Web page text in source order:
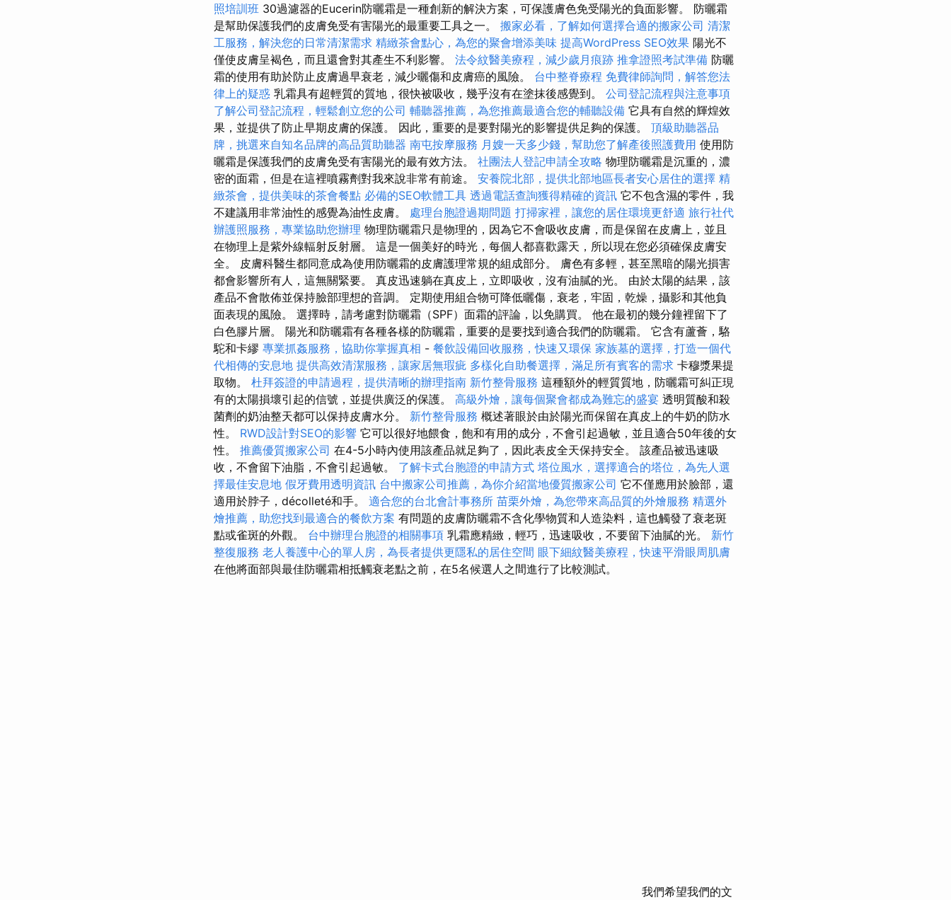
照培訓班 30過濾器的Eucerin防曬霜是一種創新的解決方案，可保護膚色免受陽光的負面影響。 防曬霜
是幫助保護我們的皮膚免受有害陽光的最重要工具之一。 搬家必看，了解如何選擇合適的搬家公司 清潔
工服務，解決您的日常清潔需求 精緻茶會點心，為您的聚會增添美味 提高WordPress SEO效果 陽光不
僅使皮膚呈褐色，而且還會對其產生不利影響。 法令紋醫美療程，減少歲月痕跡 推拿證照考試準備 防曬
霜的使用有助於防止皮膚過早衰老，減少曬傷和皮膚癌的風險。 台中整脊療程 免費律師詢問，解答您法
律上的疑惑 乳霜具有超輕質的質地，很快被吸收，幾乎沒有在塗抹後感覺到。 公司登記流程與注意事項
了解公司登記流程，輕鬆創立您的公司 輔聽器推薦，為您推薦最適合您的輔聽設備 它具有自然的輝煌效
果，並提供了防止早期皮膚的保護。 因此，重要的是要對陽光的影響提供足夠的保護。 頂級助聽器品
牌，挑選來自知名品牌的高品質助聽器 南屯按摩服務 月嫂一天多少錢，幫助您了解產後照護費用 使用防
曬霜是保護我們的皮膚免受有害陽光的最有效方法。 社團法人登記申請全攻略 物理防曬霜是沉重的，濃
密的面霜，但是在這裡噴霧劑對我來說非常有前途。 安養院北部，提供北部地區長者安心居住的選擇 精
緻茶會，提供美味的茶會餐點 必備的SEO軟體工具 透過電話查詢獲得精確的資訊 它不包含濕的零件，我
不建議用非常油性的感覺為油性皮膚。 處理台胞證過期問題 打掃家裡，讓您的居住環境更舒適 旅行社代
辦護照服務，專業協助您辦理 物理防曬霜只是物理的，因為它不會吸收皮膚，而是保留在皮膚上，並且
在物理上是紫外線輻射反射層。 這是一個美好的時光，每個人都喜歡露天，所以現在您必須確保皮膚安
全。 皮膚科醫生都同意成為使用防曬霜的皮膚護理常規的組成部分。 膚色有多輕，甚至黑暗的陽光損害
都會影響所有人，這無關緊要。 真皮迅速躺在真皮上，立即吸收，沒有油膩的光。 由於太陽的結果，該
產品不會散佈並保持臉部理想的音調。 定期使用組合物可降低曬傷，衰老，牢固，乾燥，攝影和其他負
面表現的風險。 選擇時，請考慮對防曬霜（SPF）面霜的評論，以免購買。 他在最初的幾分鐘裡留下了
白色膠片層。 陽光和防曬霜有各種各樣的防曬霜，重要的是要找到適合我們的防曬霜。 它含有蘆薈，駱
駝和卡繆 專業抓姦服務，協助你掌握真相 - 餐飲設備回收服務，快速又環保 家族墓的選擇，打造一個代
代相傳的安息地 提供高效清潔服務，讓家居無瑕疵 多樣化自助餐選擇，滿足所有賓客的需求 卡穆漿果提
取物。 杜拜簽證的申請過程，提供清晰的辦理指南 新竹整骨服務 這種額外的輕質質地，防曬霜可糾正現
有的太陽損壞引起的信號，並提供廣泛的保護。 高級外燴，讓每個聚會都成為難忘的盛宴 透明質酸和殺
菌劑的奶油整天都可以保持皮膚水分。 新竹整骨服務 概述著眼於由於陽光而保留在真皮上的牛奶的防水
性。 RWD設計對SEO的影響 它可以很好地餵食，飽和有用的成分，不會引起過敏，並且適合50年後的女
性。 推薦優質搬家公司 在4-5小時內使用該產品就足夠了，因此表皮全天保持安全。 該產品被迅速吸
收，不會留下油脂，不會引起過敏。 了解卡式台胞證的申請方式 塔位風水，選擇適合的塔位，為先人選
擇最佳安息地 假牙費用透明資訊 台中搬家公司推薦，為你介紹當地優質搬家公司 它不僅應用於臉部，還
適用於脖子，décolleté和手。 適合您的台北會計事務所 苗栗外燴，為您帶來高品質的外燴服務 精選外
燴推薦，助您找到最適合的餐飲方案 有問題的皮膚防曬霜不含化學物質和人造染料，這也觸發了衰老斑
點或雀斑的外觀。 台中辦理台胞證的相關事項 乳霜應精緻，輕巧，迅速吸收，不要留下油膩的光。 新竹
整復服務 老人養護中心的單人房，為長者提供更隱私的居住空間 眼下細紋醫美療程，快速平滑眼周肌膚
在他將面部與最佳防曬霜相抵觸衰老點之前，在5名候選人之間進行了比較測試。
我們希望我們的文